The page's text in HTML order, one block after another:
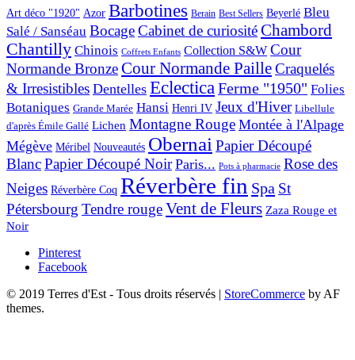
Art déco "1920" Azor Barbotines Berain Best Sellers Beyerlé Bleu
Salé / Sanséau BocageCabinet de curiositéChambord
Chantilly Chinois Coffrets Enfants Collection S&W Cour
Normande BronzeCour Normande PailleCraquelés
& Irresistibles Dentelles EclecticaFerme "1950" Folies
Botaniques Grande Marée Hansi Henri IV Jeux d'Hiver Libellule
d'après Émile Gallé Lichen Montagne Rouge Montée à l'Alpage
Mégève Méribel Nouveautés Obernai Papier Découpé
BlancPapier Découpé Noir Paris... Pots à pharmacie Rose des
Neiges Réverbère Coq Réverbère fin Spa St
Pétersbourg Tendre rougeVent de Fleurs Zaza Rouge et
Noir
Pinterest
Facebook
© 2019 Terres d'Est - Tous droits réservés | StoreCommerce by AF
themes.